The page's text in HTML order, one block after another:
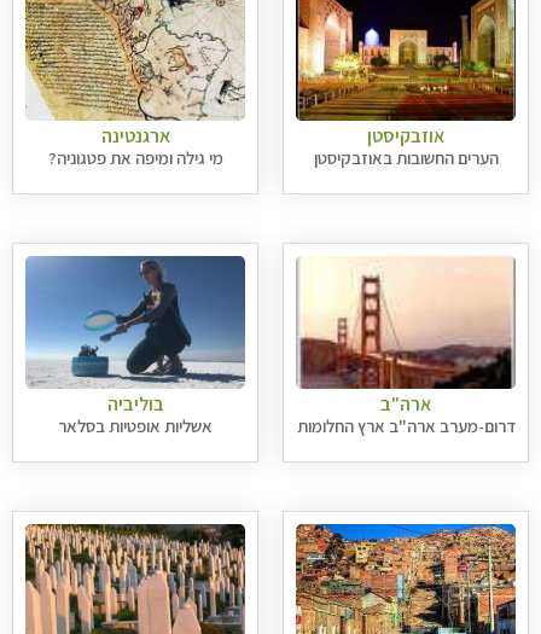
אוזבקיסטן
הערים החשובות באוזבקיסטן
ארגנטינה
מי גילה ומיפה את פטגוניה?
ארה"ב
דרום-מערב ארה"ב ארץ החלומות
בוליביה
אשליות אופטיות בסלאר